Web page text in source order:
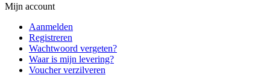
Mijn account
Aanmelden
Registreren
Wachtwoord vergeten?
Waar is mijn levering?
Voucher verzilveren